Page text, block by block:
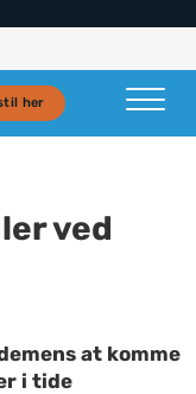
her
ved
at komme
i tide